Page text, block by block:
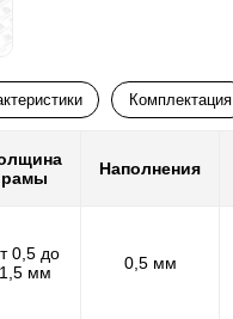
Комплектация
рамы
Наполнения
0,5 до
1,5 мм
0,5 мм